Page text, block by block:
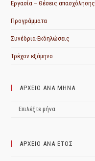
Εργασία – Θέσεις απασχόλησης
Προγράμματα
Συνέδρια-Εκδηλώσεις
Τρέχον εξάμηνο
ΑΡΧΕΙΟ ΑΝΑ ΜΗΝΑ
ΑΡΧΕΙΟ
ΑΝΑ
Επιλέξτε μήνα
ΑΡΧΕΙΟ ΑΝΑ ΕΤΟΣ